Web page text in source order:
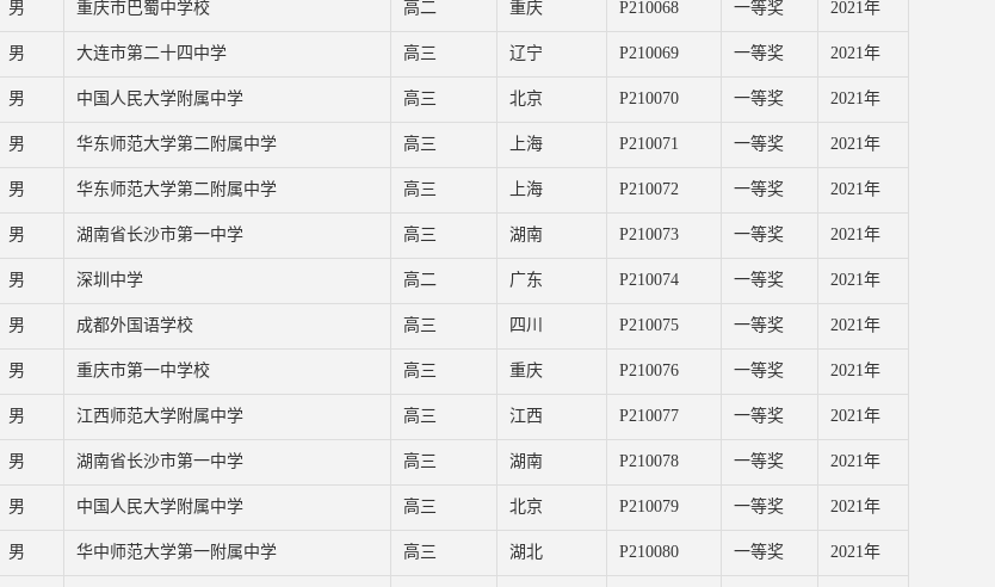
男 重庆市巴蜀中学校 高二 重庆 P210068 一等奖 2021年
男 大连市第二十四中学 高三 辽宁 P210069 一等奖 2021年
男 中国人民大学附属中学 高三 北京 P210070 一等奖 2021年
男 华东师范大学第二附属中学 高三 上海 P210071 一等奖 2021年
男 华东师范大学第二附属中学 高三 上海 P210072 一等奖 2021年
男 湖南省长沙市第一中学 高三 湖南 P210073 一等奖 2021年
男 深圳中学 高二 广东 P210074 一等奖 2021年
男 成都外国语学校 高三 四川 P210075 一等奖 2021年
男 重庆市第一中学校 高三 重庆 P210076 一等奖 2021年
男 江西师范大学附属中学 高三 江西 P210077 一等奖 2021年
男 湖南省长沙市第一中学 高三 湖南 P210078 一等奖 2021年
男 中国人民大学附属中学 高三 北京 P210079 一等奖 2021年
男 华中师范大学第一附属中学 高三 湖北 P210080 一等奖 2021年